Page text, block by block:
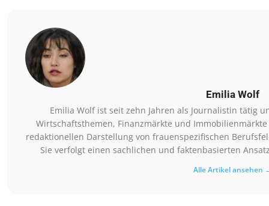
Emilia Wolf
Emilia Wolf ist seit zehn Jahren als Journalistin tätig
Wirtschaftsthemen, Finanzmärkte und
redaktionellen Darstellung von frauenspezifischen
Sie verfolgt einen sachlichen und faktenbasierten
Alle Artikel ansehen